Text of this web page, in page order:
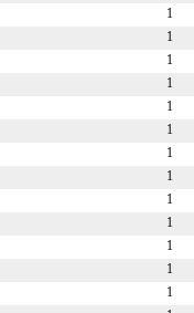
1
1
1
1
1
1
1
1
1
1
1
1
1